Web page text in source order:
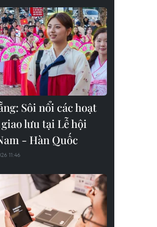
Sôi nổi các hoạt
lưu tại Lễ hội
- Hàn Quốc
11:46